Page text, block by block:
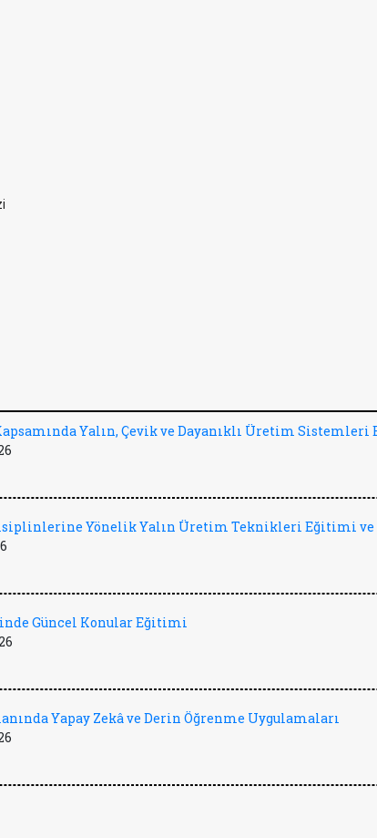
Yalın, Çevik ve Dayanıklı Üretim
Yönelik Yalın Üretim Teknikleri Eğitimi ve
Güncel Konular Eğitimi
Yapay Zekâ ve Derin Öğrenme Uygulamaları